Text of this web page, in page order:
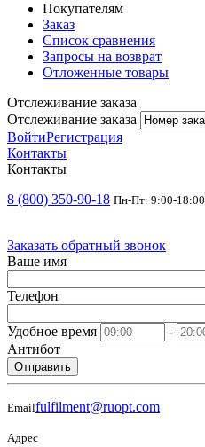
Покупателям
Заказ
Список сравнения
Запросы на возврат
Отложенные товары
Отслеживание заказа
Отслеживание заказа
ВойтиРегистрация
Контакты
Контакты
8 (800) 350-90-18 Пн-Пт: 9:00-18:00
Заказать обратный звонок
Ваше имя
Телефон
Удобное время
-
Антибот
Отправить
Emailfulfilment@ruopt.com
Адрес